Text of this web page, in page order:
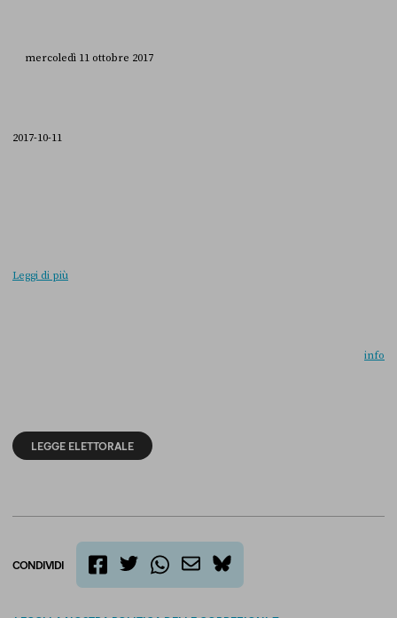
mercoledì 11 ottobre 2017
2017-10-11
Leggi di più
info
LEGGE ELETTORALE
CONDIVIDI
bluesky